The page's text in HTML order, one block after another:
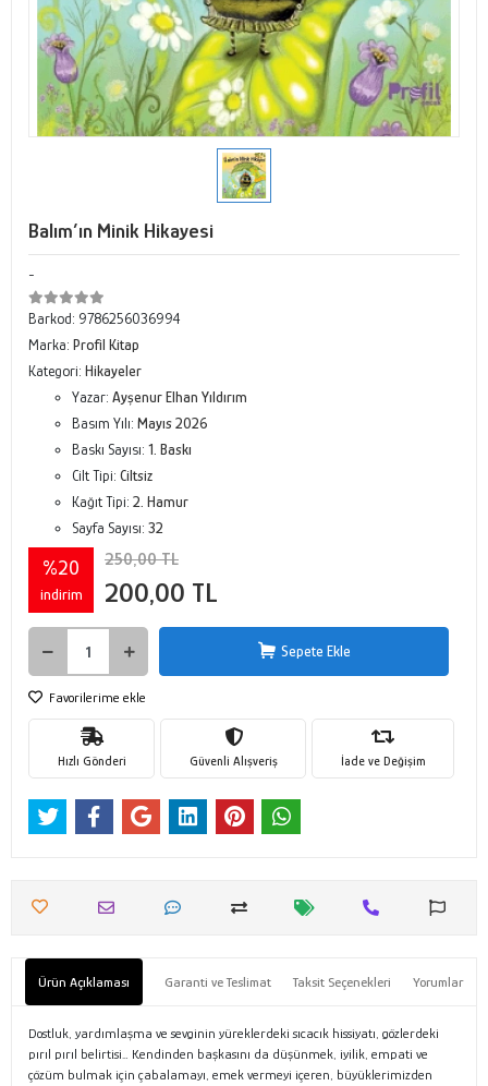
Balım’ın Minik Hikayesi
-
Barkod: 9786256036994
Marka: Profil Kitap
Kategori: Hikayeler
Yazar: Ayşenur Elhan Yıldırım
Basım Yılı: Mayıs 2026
Baskı Sayısı: 1. Baskı
Cilt Tipi: Ciltsiz
Kağıt Tipi: 2. Hamur
Sayfa Sayısı: 32
%20
indirim
250,00 TL
200,00 TL
Sepete Ekle
Favorilerime ekle
Hızlı Gönderi Güvenli Alışveriş İade ve Değişim
Ürün Açıklaması Garanti ve Teslimat Taksit Seçenekleri Yorumlar
Dostluk, yardımlaşma ve sevginin yüreklerdeki sıcacık hissiyatı, gözlerdeki
pırıl pırıl belirtisi… Kendinden başkasını da düşünmek, iyilik, empati ve
çözüm bulmak için çabalamayı, emek vermeyi içeren, büyüklerimizden